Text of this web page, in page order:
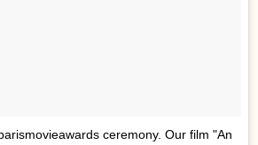
ceremony. Our film "An